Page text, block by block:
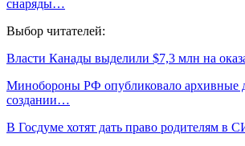
снаряды…
Выбор читателей:
Власти Канады выделили $7,3 млн на
Минобороны РФ опубликовало архивные
создании…
В Госдуме хотят дать право родителям в